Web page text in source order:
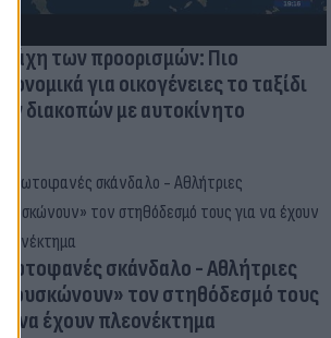
Η μάχη των προορισμών: Πιο
οικονομικά για οικογένειες το ταξίδι
των διακοπών με αυτοκίνητο
Πρωτοφανές σκάνδαλο - Aθλήτριες
«φουσκώνουν» τον στηθόδεσμό τους
για να έχουν πλεονέκτημα